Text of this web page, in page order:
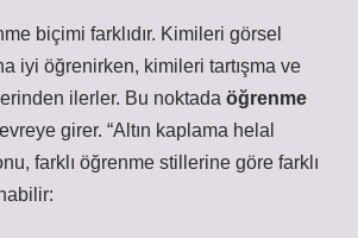
biçimi farklıdır. Kimileri görsel
iyi öğrenirken, kimileri tartışma ve
ilerler. Bu noktada öğrenme
girer. “Altın kaplama helal
farklı öğrenme stillerine göre farklı